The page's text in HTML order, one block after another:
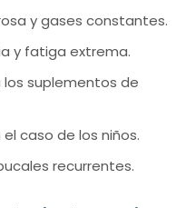
y gases constantes.
y fatiga extrema.
suplementos de
caso de los niños.
recurrentes.